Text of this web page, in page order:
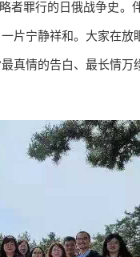
罪行的日俄战争史
片宁静祥和。大家在
真情的告白、最长情